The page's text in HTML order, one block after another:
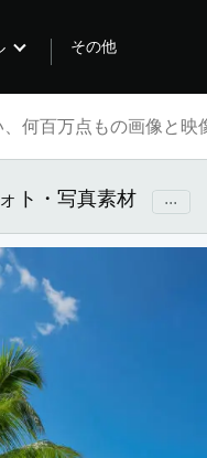
その他
ト・写真素材 ...